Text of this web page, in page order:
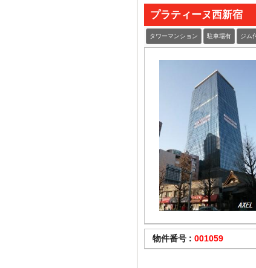
プラティーヌ西新宿
タワーマンション 駐車場有 ジム
物件番号 : 001059